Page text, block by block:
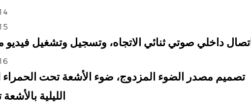
اتصال داخلي صوتي ثنائي الاتجاه، وتسجيل وتشغيل فيديو
الليلية